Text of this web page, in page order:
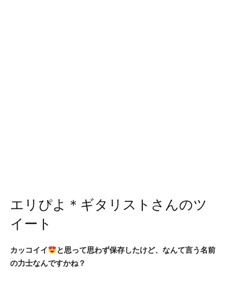
エリぴよ＊ギタリストさんのツ
イート
カッコイイ
と思って思わず保存したけど、なんて言う名前
の力士なんですかね？